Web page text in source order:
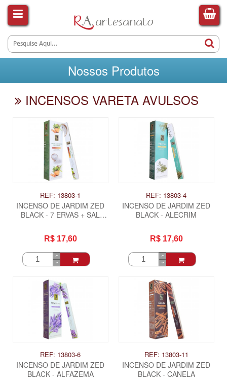
Nossos Produtos
INCENSOS VARETA AVULSOS
REF: 13803-1
INCENSO DE JARDIM ZED
BLACK - 7 ERVAS + SAL
R$ 17,60
REF: 13803-4
INCENSO DE JARDIM ZED
BLACK - ALECRIM
R$ 17,60
REF: 13803-6
INCENSO DE JARDIM ZED
BLACK - ALFAZEMA
REF: 13803-11
INCENSO DE JARDIM ZED
BLACK - CANELA